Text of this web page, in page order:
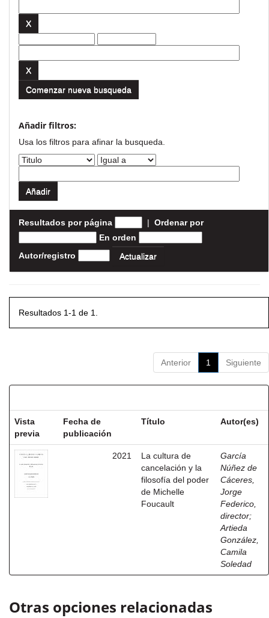
Comenzar nueva busqueda
Añadir filtros:
Usa los filtros para afinar la busqueda.
Resultados por página | Ordenar por
En orden
Autor/registro
Resultados 1-1 de 1.
Anterior 1 Siguiente
Vista
previa
Fecha de
publicación
Título Autor(es)
2021
La cultura de
cancelación y la
filosofía del poder
de Michelle
Foucault
García
Núñez de
Cáceres,
Jorge
Federico,
director;
Artieda
González,
Camila
Soledad
Otras opciones relacionadas